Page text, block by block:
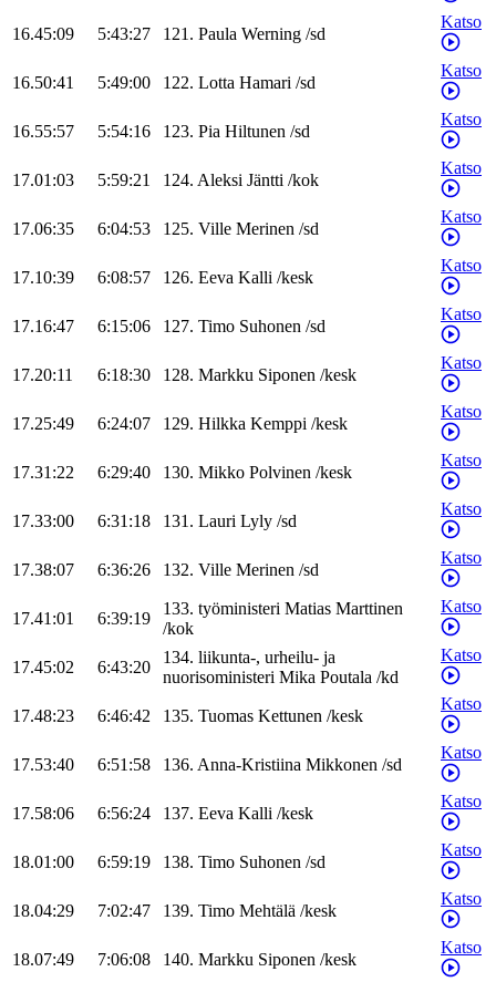
16.45:09 5:43:27 121. Paula Werning /sd
Katso
16.50:41 5:49:00 122. Lotta Hamari /sd
Katso
16.55:57 5:54:16 123. Pia Hiltunen /sd
Katso
17.01:03 5:59:21 124. Aleksi Jäntti /kok
Katso
17.06:35 6:04:53 125. Ville Merinen /sd
Katso
17.10:39 6:08:57 126. Eeva Kalli /kesk
Katso
17.16:47 6:15:06 127. Timo Suhonen /sd
Katso
17.20:11 6:18:30 128. Markku Siponen /kesk
Katso
17.25:49 6:24:07 129. Hilkka Kemppi /kesk
Katso
17.31:22 6:29:40 130. Mikko Polvinen /kesk
Katso
17.33:00 6:31:18 131. Lauri Lyly /sd
Katso
17.38:07 6:36:26 132. Ville Merinen /sd
Katso
17.41:01 6:39:19
133. työministeri Matias Marttinen
/kok
Katso
17.45:02 6:43:20
134. liikunta-, urheilu- ja
nuorisoministeri Mika Poutala /kd
Katso
17.48:23 6:46:42 135. Tuomas Kettunen /kesk
Katso
17.53:40 6:51:58 136. Anna-Kristiina Mikkonen /sd
Katso
17.58:06 6:56:24 137. Eeva Kalli /kesk
Katso
18.01:00 6:59:19 138. Timo Suhonen /sd
Katso
18.04:29 7:02:47 139. Timo Mehtälä /kesk
Katso
18.07:49 7:06:08 140. Markku Siponen /kesk
Katso